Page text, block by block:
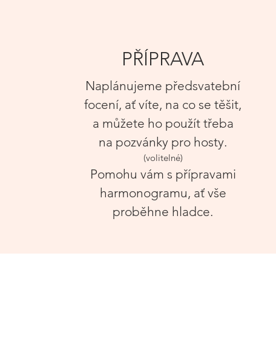
PŘÍPRAVA
Naplánujeme předsvatební
focení, ať víte, na co se těšit,
a můžete ho použíttřeba
na pozvánky pro hosty.
(volitelné)
Pomohu vám s přípravami
harmonogramu, ať vše
proběhne hladce.